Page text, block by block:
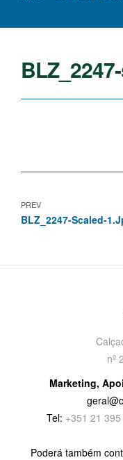
PREV
BLZ_2247-Scaled-
nº
Marketing,
Tel: +351 21
Poderá também